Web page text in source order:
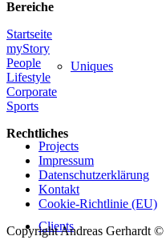
Uniques
Projects
Clients
Bereiche
Startseite
myStory
People
Lifestyle
Corporate
Sports
Rechtliches
Impressum
Datenschutzerklärung
Kontakt
Cookie-Richtlinie (EU)
Copyright Andreas Gerhardt ©